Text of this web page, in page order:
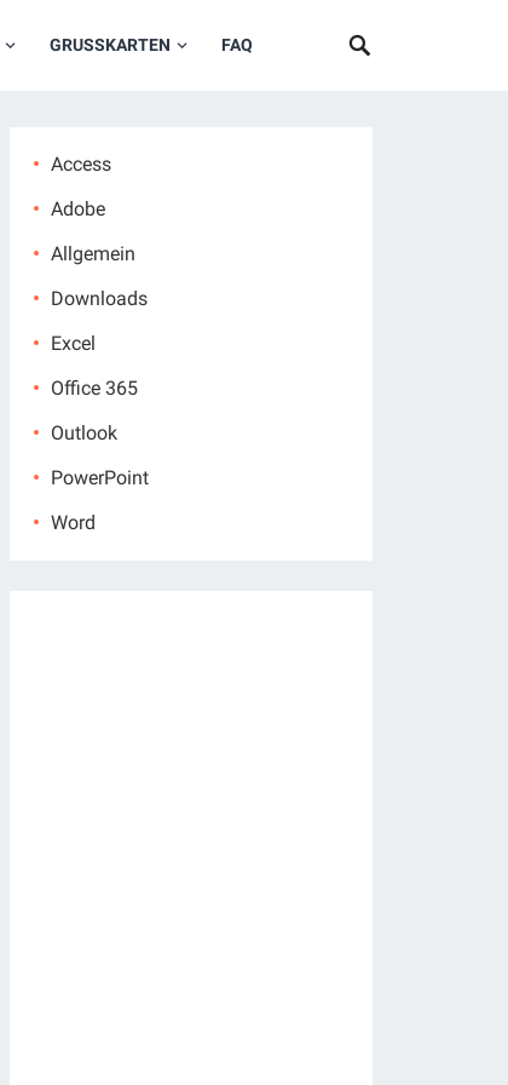
GRUSSKARTEN FAQ
Access
Adobe
Allgemein
Downloads
Excel
Office 365
Outlook
PowerPoint
Word